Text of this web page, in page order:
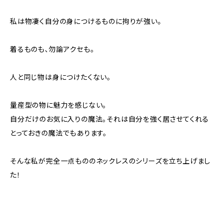
私は物凄く自分の身につけるものに拘りが強い。
着るものも、勿論アクセも。
人と同じ物は身につけたくない。
量産型の物に魅力を感じない。
自分だけのお気に入りの魔法。それは自分を強く居させてくれる
とっておきの魔法でもあります。
そんな私が完全一点もののネックレスのシリーズを立ち上げまし
た！